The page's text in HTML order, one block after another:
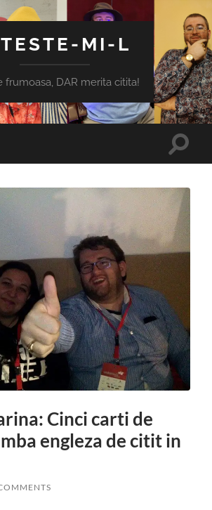
MI-L
frumoasa, DAR merita citita!
Toggle
Cinci carti de
engleza de citit in